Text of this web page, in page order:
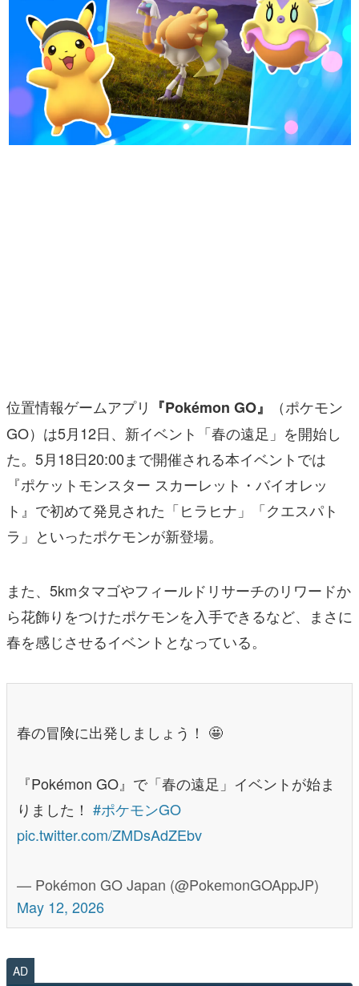
日本モバイルゲーム産業史
日本のモバイルゲーム史における主要なトピック・タイト
ルを網羅するほか、開発者へのインタビューや識者による
解説を掲載。約20年の歴史が一望できる決定版！
若ゲのいたり〜ゲームクリエイターの青春〜
『うつヌケ』『ペンと箸』等で知られるマンガ家・田中圭
一先生によるゲーム業界レポートマンガです。
なんでゲームは面白い？
アプリレビュー
その他
電ファミニコゲーマーとは？
運営：株式会社マレ
位置情報ゲームアプリ 『Pokémon GO』
（ポケモン
GO）は5月12日、新イベント「春の遠足」を開始し
た。5月18日20:00まで開催される本イベントでは
『ポケットモンスター スカーレット・バイオレッ
ト』で初めて発見された「ヒラヒナ」「クエスパト
ラ」といったポケモンが新登場。
また、5kmタマゴやフィールドリサーチのリワードか
ら花飾りをつけたポケモンを入手できるなど、まさに
春を感じさせるイベントとなっている。
春の冒険に出発しましょう！ 🤩
『Pokémon GO』で「春の遠足」イベントが始ま
りました！ #ポケモンGO
pic.twitter.com/ZMDsAdZEbv
— Pokémon GO Japan (@PokemonGOAppJP)
May 12, 2026
AD